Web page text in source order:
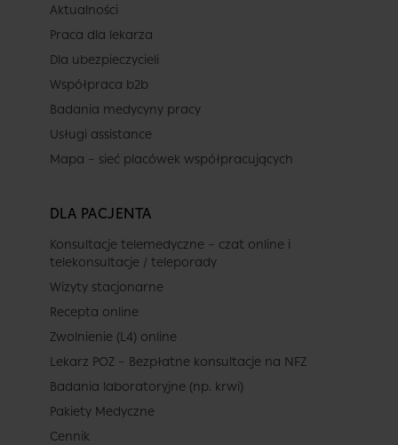
Aktualności
Praca dla lekarza
Dla ubezpieczycieli
Współpraca b2b
Badania medycyny pracy
Usługi assistance
Mapa – sieć placówek współpracujących
DLA PACJENTA
Konsultacje telemedyczne – czat online i
telekonsultacje / teleporady
Wizyty stacjonarne
Recepta online
Zwolnienie (L4) online
Lekarz POZ – Bezpłatne konsultacje na NFZ
Badania laboratoryjne (np. krwi)
Pakiety Medyczne
Cennik